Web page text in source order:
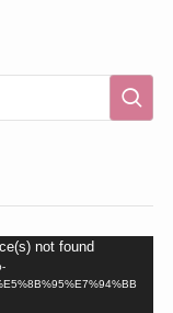
not found